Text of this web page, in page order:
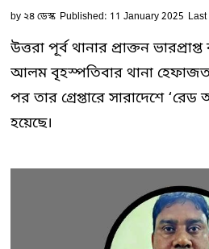
by২৪ ডেস্ক Published: 11 January 2025
উত্তরা পূর্ব থানার প্রাক্তন
আলম বৃহস্পতিবার থানা হেফাজত
পর তার গ্রেপ্তারে সারাদেশে ‘রেড
হয়েছে।